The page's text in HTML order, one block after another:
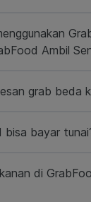
Ambil
grab beda
bisa bayar
di